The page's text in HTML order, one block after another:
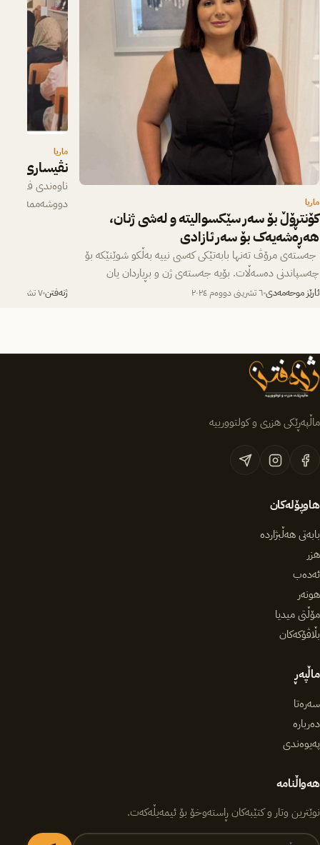
ماریا
کۆنتڕۆڵ بۆ سەر سێکسوالیتە و لەشی ژنان،
هەڕەشەیەک بۆ سەر ئازادی
جەستەی مرۆڤ تەنها بابەتێکی کەسی نییە بەڵکو شوێنێکە بۆ
چەسپاندنی دەسەڵات. بۆیە جەستەی ژن و بڕیاردان یان
کۆنتڕۆڵکردن لەسەر لەشی…
ئارێز موحەمەدی ٦ تشرینی دووەم ٢٠٢٤
ماریا
نڤیساری
ناوەندی
ژنەفتن٧ تشرینی یەکەم ٢٠٢٤
ماڵپەڕێکی هزری و کولتوورییە
هاوپۆلەکان
بابەتی هەڵبژاردە
هزر
ئەدەب
هونەر
مۆڵتی میدیا
بڵاڤۆکەکان
ماڵپەڕ
سەرەتا
دەربارە
پەیوەندی
هەواڵنامە
نوێترین وتار و کتێبەکان ڕاستەوخۆ بۆ ئیمەیڵەکەت.